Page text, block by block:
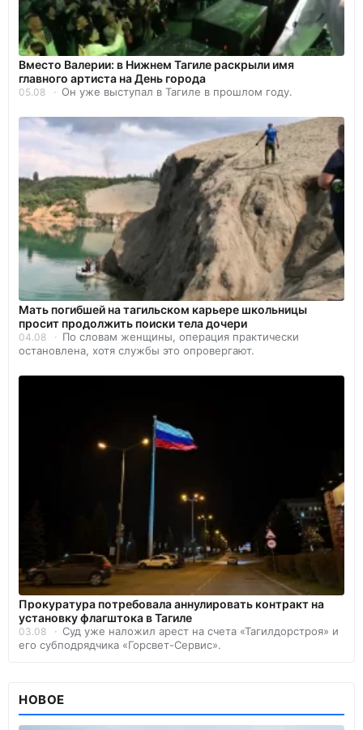
Вместо Валерии: в Нижнем Тагиле раскрыли имя
главного артиста на День города
05.08 Он уже выступал в Тагиле в прошлом году.
Мать погибшей на тагильском карьере школьницы
просит продолжить поиски тела дочери
04.08
По словам женщины, операция практически
остановлена, хотя службы это опровергают.
Прокуратура потребовала аннулировать контракт на
установку флагштока в Тагиле
03.08
Суд уже наложил арест на счета «Тагилдорстроя» и
его субподрядчика «Горсвет-Сервис».
НОВОЕ